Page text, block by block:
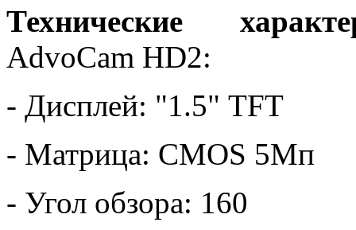
Технические
AdvoCam HD2:
- Дисплей: "1.5" TFT
- Матрица: CMOS 5Мп
- Угол обзора: 160